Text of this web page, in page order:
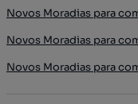
Novos Moradias para
Novos Moradias para
Novos Moradias para